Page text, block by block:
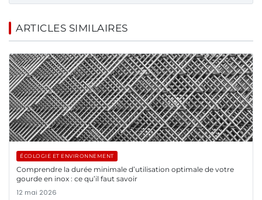
ARTICLES SIMILAIRES
ÉCOLOGIE ET ENVIRONNEMENT
Comprendre la durée minimale d’utilisation optimale de votre
gourde en inox : ce qu’il faut savoir
12 mai 2026